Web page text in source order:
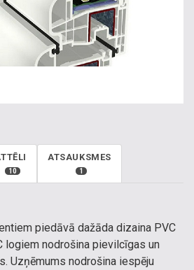
10
ATSAUKSMES
1
piedāvā dažāda dizaina PVC
logiem nodrošina pievilcīgas un
Uzņēmums nodrošina iespēju